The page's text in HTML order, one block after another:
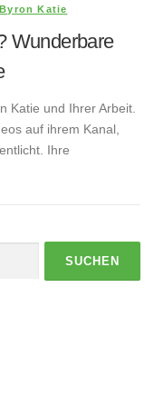
Katie
Wunderbare
Katie und Ihrer Arbeit.
auf ihrem Kanal,
Ihre